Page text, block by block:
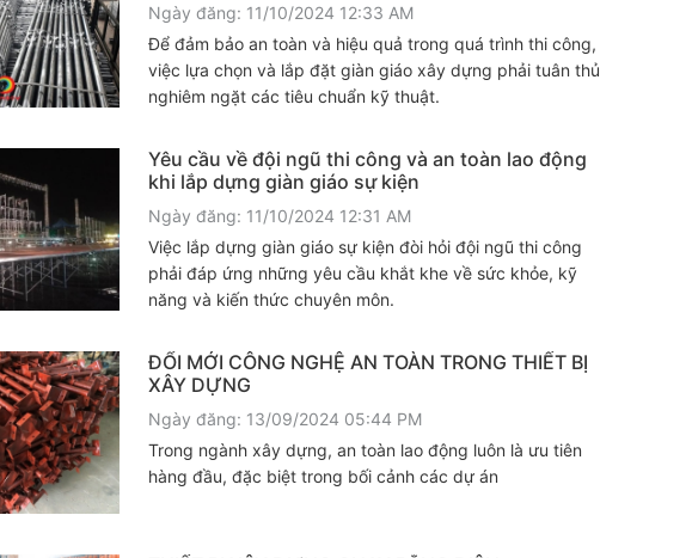
Ngày đăng: 11/10/2024 12:33 AM
Để đảm bảo an toàn và hiệu quả trong quá trình thi công,
việc lựa chọn và lắp đặt giàn giáo xây dựng phải tuân thủ
nghiêm ngặt các tiêu chuẩn kỹ thuật.
Yêu cầu về đội ngũ thi công và an toàn lao động
khi lắp dựng giàn giáo sự kiện
Ngày đăng: 11/10/2024 12:31 AM
Việc lắp dựng giàn giáo sự kiện đòi hỏi đội ngũ thi công
phải đáp ứng những yêu cầu khắt khe về sức khỏe, kỹ
năng và kiến thức chuyên môn.
ĐỔI MỚI CÔNG NGHỆ AN TOÀN TRONG THIẾT BỊ
XÂY DỰNG
Ngày đăng: 13/09/2024 05:44 PM
Trong ngành xây dựng, an toàn lao động luôn là ưu tiên
hàng đầu, đặc biệt trong bối cảnh các dự án